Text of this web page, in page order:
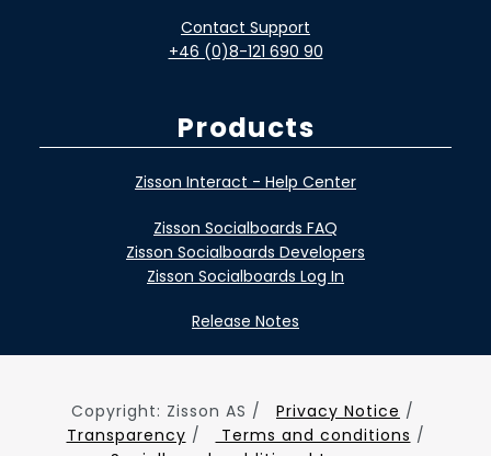
Contact Support
+46 (0)8-121 690 90
Products
Zisson Interact - Help Center
Zisson Socialboards FAQ
Zisson Socialboards Developers
Zisson Socialboards Log In
Release Notes
Copyright: Zisson AS / Privacy Notice /
Transparency / Terms and conditions /